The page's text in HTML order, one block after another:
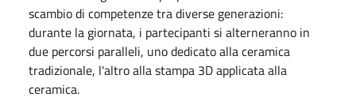
scambio di competenze tra diverse generazioni:
durante la giornata, i partecipanti si alterneranno in
due percorsi paralleli, uno dedicato alla ceramica
tradizionale, l'altro alla stampa 3D applicata alla
ceramica.